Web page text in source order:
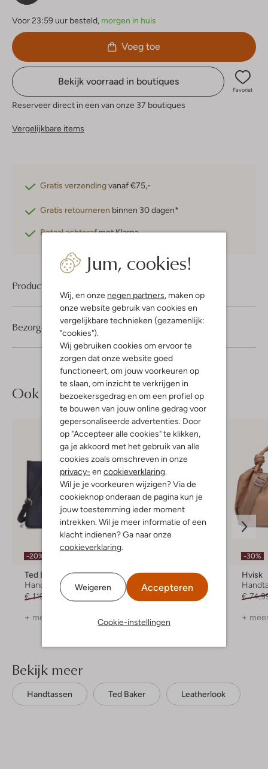
Jum, cookies!
Wij, en onze negen partners, maken op
onze website gebruik van cookies en
vergelijkbare technieken (gezamenlijk:
"cookies").
Wij gebruiken cookies om ervoor te
zorgen dat onze website goed
functioneert, om jouw voorkeuren op
te slaan, om inzicht te verkrijgen in
bezoekersgedrag en om een profiel op
te bouwen van jouw online gedrag voor
gepersonaliseerde advertenties. Door
op "Accepteer alle cookies" te klikken,
ga je akkoord met het gebruik van alle
cookies zoals omschreven in onze
privacy- en cookieverklaring.
Wil je je voorkeuren wijzigen? Via de
cookieknop onderaan de pagina kun je
jouw toestemming ieder moment
intrekken. Wil je meer informatie of een
klacht indienen? Ga naar onze
cookieverklaring.
Weigeren Accepteren
Cookie-instellingen
Voor 23:59 uur besteld, morgen in huis
Voeg toe
Bekijk voorraad in boutiques
Favoriet
Reserveer direct in een van onze 37 boutiques
Vergelijkbare items
Gratis verzendingvanaf €75,-
Gratis retourneren binnen 30 dagen*
Betaal achterafmet Klarna
Product informatie
Bezorgen & retourneren
Ook iets voor jou?
-20%
Ted Baker
Handtas
€ 119,99
€ 95,99
+ meer kleuren
Ted Baker
Handtas
€ 119,99
+ meer kleuren
-30%
Hvisk
€
+
Bekijk meer
Handtassen Ted Baker Leatherlook